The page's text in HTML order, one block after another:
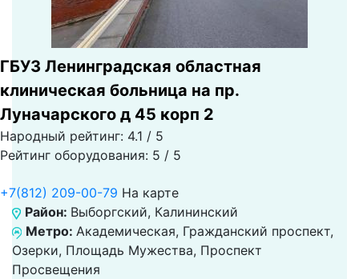
ГБУЗ Ленинградская областная
клиническая больница на пр.
Луначарского д 45 корп 2
Народный рейтинг: 4.1 / 5
Рейтинг оборудования: 5 / 5
+7(812) 209-00-79 На карте
Район: Выборгский, Калининский
Метро: Академическая, Гражданский проспект,
Озерки, Площадь Мужества, Проспект
Просвещения